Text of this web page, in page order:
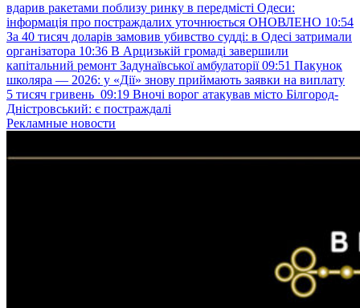
вдарив ракетами поблизу ринку в передмісті Одеси:
інформація про постраждалих уточнюється ОНОВЛЕНО 10:54
За 40 тисяч доларів замовив убивство судді: в Одесі затримали
організатора 10:36 В Арцизькій громаді завершили
капітальний ремонт Задунаївської амбулаторії 09:51 Пакунок
школяра — 2026: у «Дії» знову приймають заявки на виплату
5 тисяч гривень 09:19 Вночі ворог атакував місто Білгород-
Дністровський: є постраждалі
Рекламные новости